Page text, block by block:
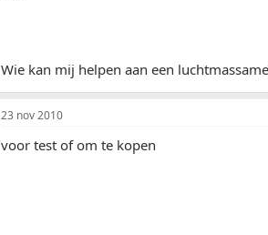
Wie kan mij helpen aan een
23 nov 2010
voor test of om te kopen